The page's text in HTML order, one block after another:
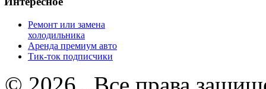
Ремонт или замена
холодильника
Аренда премиум авто
Тик-ток подписчики